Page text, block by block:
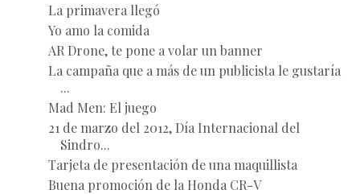
La primavera llegó
Yo amo la comida
AR Drone, te pone a volar un banner
La campaña que a más de un publicista le gustaría
...
Mad Men: El juego
21 de marzo del 2012, Día Internacional del
Sindro...
Tarjeta de presentación de una maquillista
Buena promoción de la Honda CR-V